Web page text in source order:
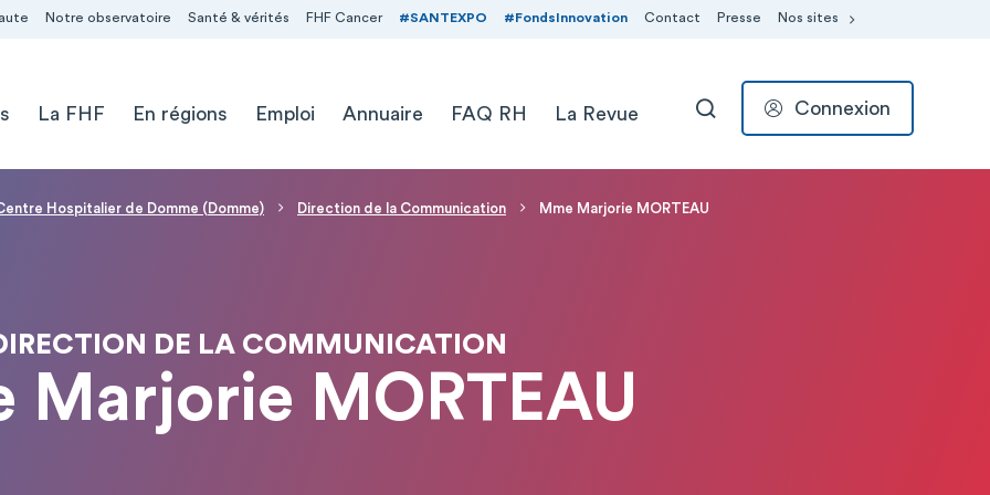
Notre observatoire Santé & vérités FHF Cancer #SANTEXPO #FondsInnovation Contact Presse Nos sites
La FHF En régions Emploi Annuaire FAQ RH La Revue RECHERCHER
Connexion
Hospitalier de Domme (Domme) Direction de la Communication Mme Marjorie MORTEAU
DE LA COMMUNICATION
Marjorie MORTEAU